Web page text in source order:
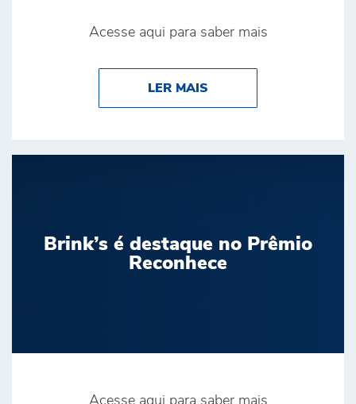
Acesse aqui para saber mais
LER MAIS
Brink’s é destaque no Prêmio
Reconhece
Acesse aqui para saber mais